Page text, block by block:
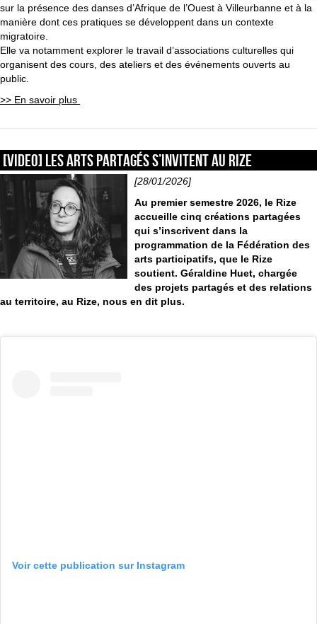
sur la présence des danses d’Afrique de l’Ouest à Villeurbanne et à la
manière dont ces pratiques se développent dans un contexte
migratoire.
Elle va notamment explorer le travail d’associations culturelles qui
organisent des cours, des ateliers et des événements ouverts au
public.
>> En savoir plus
[VIDEO] Les arts partagés s’invitent au Rize
[28/01/2026]
Au premier semestre 2026, le Rize
accueille cinq créations partagées
qui s’inscrivent dans la
programmation de la Fédération des
arts participatifs, que le Rize
soutient. Géraldine Huet, chargée
des projets partagés et des relations
au territoire, au Rize, nous en dit plus.
Voir cette publication sur Instagram